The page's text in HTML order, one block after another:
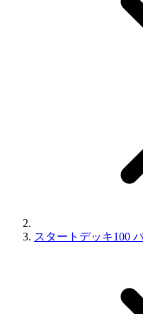
スタートデッキ100